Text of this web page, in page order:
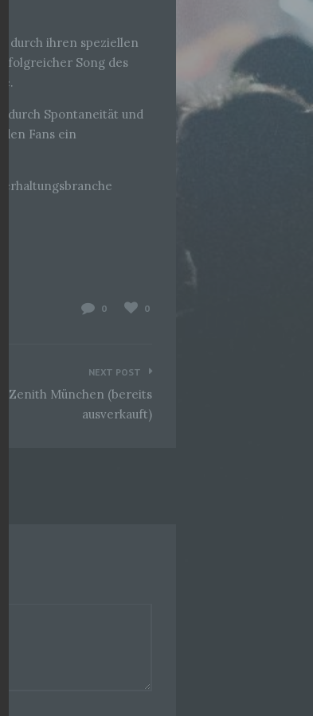
durch ihren speziellen
Song des
durch Spontaneität und
Fans ein
0 0
NEXT POST
München (bereits
ausverkauft)